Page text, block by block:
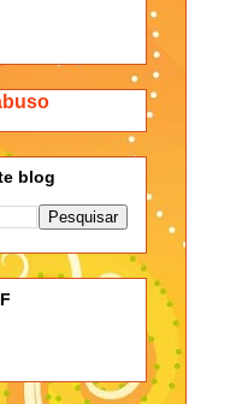
blog